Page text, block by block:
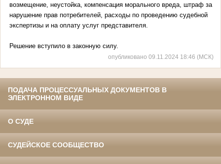
возмещение, неустойка, компенсация морального вреда, штраф за
нарушение прав потребителей, расходы по проведению судебной
экспертизы и на оплату услуг представителя.
Решение вступило в законную силу.
опубликовано 09.11.2024 18:46 (МСК)
ПОДАЧА ПРОЦЕССУАЛЬНЫХ ДОКУМЕНТОВ В
ЭЛЕКТРОННОМ ВИДЕ
О СУДЕ
СУДЕЙСКОЕ СООБЩЕСТВО